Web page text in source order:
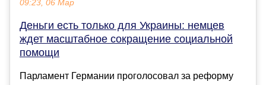
09:23, 06 Мар
Деньги есть только для Украины: немцев
ждет масштабное сокращение социальной
помощи
Парламент Германии проголосовал за реформу